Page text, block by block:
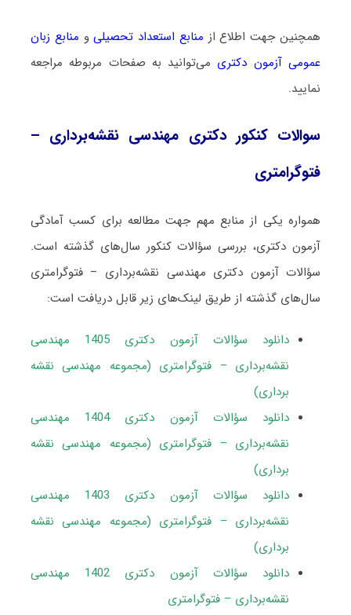
همچنین جهت اطلاع از منابع استعداد تحصیلیو منابع زبان
عمومی آزمون دکتری می‌توانید به صفحات مربوطه مراجعه
نمایید.
سوالات کنکور دکتری مهندسی نقشه‌برداری –
فتوگرامتری
همواره یکی از منابع مهم جهت مطالعه برای کسب آمادگی
آزمون دکتری، بررسی سؤالات کنکور سال‌های گذشته است.
سؤالات آزمون دکتری مهندسی نقشه‌برداری – فتوگرامتری
سال‌های گذشته از طریق لینک‌های زیر قابل دریافت است:
دانلود سؤالات آزمون دکتری 1405 مهندسی
نقشه‌برداری – فتوگرامتری (مجموعه مهندسی نقشه
برداری)
دانلود سؤالات آزمون دکتری 1404 مهندسی
نقشه‌برداری – فتوگرامتری (مجموعه مهندسی نقشه
برداری)
دانلود سؤالات آزمون دکتری 1403 مهندسی
نقشه‌برداری – فتوگرامتری (مجموعه مهندسی نقشه
برداری)
دانلود سؤالات آزمون دکتری 1402 مهندسی
نقشه‌برداری – فتوگرامتری